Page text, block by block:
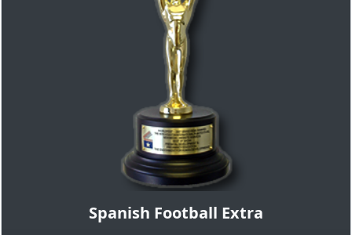
Spanish Football Extra